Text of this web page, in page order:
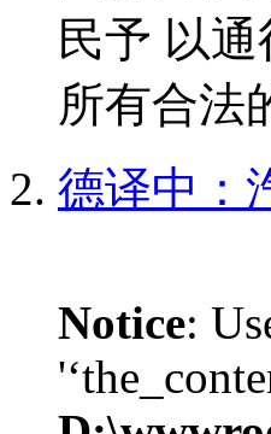
民予 以
所有合法
德译中：
Notice: